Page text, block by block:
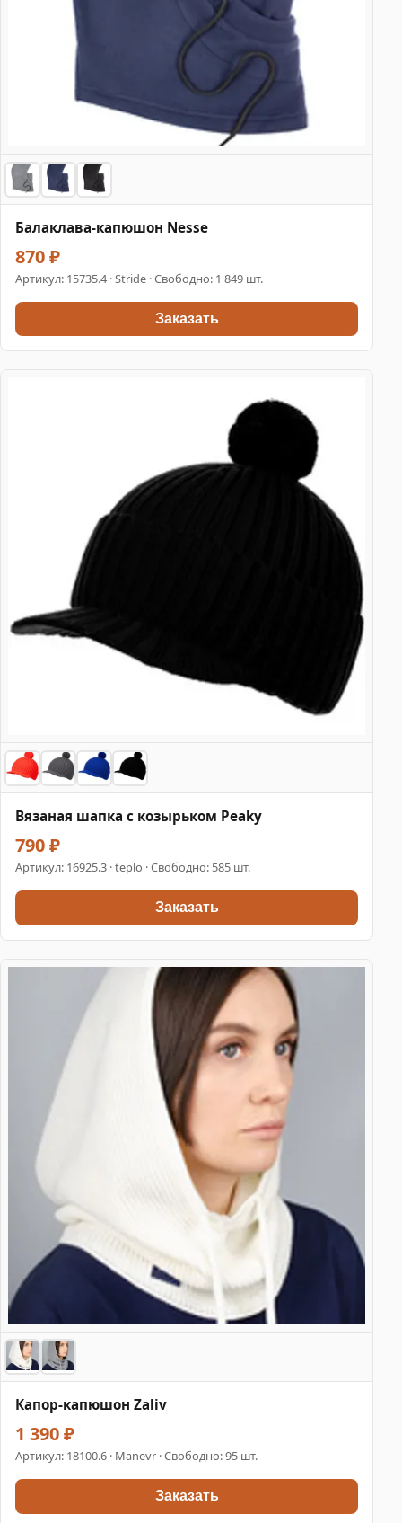
Балаклава-капюшон Nesse
870 ₽
Артикул: 15735.4 · Stride · Свободно: 1 849 шт.
Заказать
Вязаная шапка с козырьком Peaky
790 ₽
Артикул: 16925.3 · teplo · Свободно: 585 шт.
Заказать
Капор-капюшон Zaliv
1 390 ₽
Артикул: 18100.6 · Manevr · Свободно: 95 шт.
Заказать